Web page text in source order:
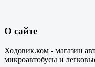
О сайте
Ходовик.ком - магазин
микроавтобусы и